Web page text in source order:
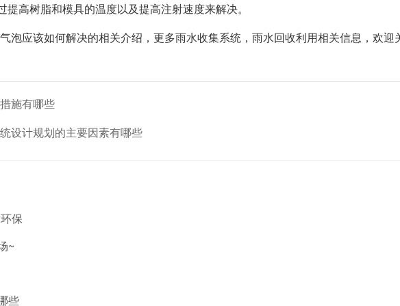
高树脂和模具的温度以及提高注射速度来解决。
泡应该如何解决的相关介绍，更多雨水收集系统，雨水回收利用相关信息，欢迎
施有哪些
设计规划的主要因素有哪些
保
~
些